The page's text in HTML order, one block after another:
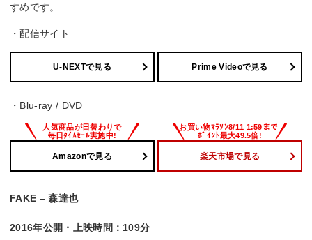
すめです。
・配信サイト
U-NEXTで見る Prime Videoで見る
・Blu-ray / DVD
Amazonで見る 楽天市場で見る
FAKE – 森達也
2016年公開・上映時間：109分